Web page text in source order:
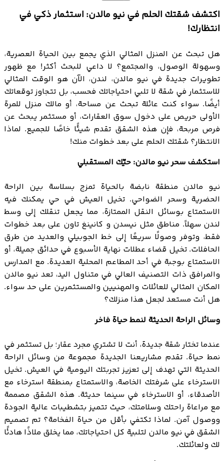
اكتشف شقتك الحلم في نيو مالدن: استثمار ذكي في
انتظارك!
هل تبحث عن المنزل المثالي الذي يجمع بين الحياة العصرية،
وسهولة الوصول، والمجتمع؟ لا داعي للبحث أكثر! مع ظهور
تطويرات جديدة في نيو مالدن، لندن، الآن هو الوقت المثالي
للاستثمار في شقة لا تلبي احتياجاتك فحسب، بل تتجاوز توقعاتك
أيضًا. سواء كنت عائلة تبحث عن مساحة، أو مالك منزل للمرة
الأولى حريص على دخول سوق العقارات، أو مستثمر يبحث عن
فرص مربحة، فإن هذه الشقق تقدم شيئًا خاصًا للجميع. لماذا
الانتظار؟ شقتك الحلم على بعد خطوات منك!
استكشف سحر نيو مالدن: حيّك المستقبلي
نيو مالدن منطقة نابضة بالحياة تمزج بسلاسة بين الراحة
الحضرية وسحر الضواحي. تخيل العيش في حي يمكنك فيه
الاستمتاع بوسائل النقل الممتازة، مما يجعل تنقلك إلى وسط
لندن سهلاً. مناطق مثل نيسدن و كانينغ تاون على بعد خطوات
فقط، وتوفر وصولًا سريعًا إلى خط الجوبيلي والعديد من طرق
الحافلات. تخيل قضاء عطلات نهاية الأسبوع في حدائق جميلة، أو
الاستمتاع بوجبة في أحد المطاعم المحلية العديدة. مع المدارس
والمرافق ذات التصنيف العالي في متناول اليد، تعد نيو مالدن
المكان المثالي للعائلات والمهنيين والمستثمرين على حد سواء.
هل أنت مستعد لجعل هذا منزلك؟
وسائل الراحة الحديثة لنمط حياة فاخر
عندما تختار شقة جديدة، أنت لا تشتري مجرد عقار؛ بل تستثمر في
نمط حياة. تقدم مشاريعنا الجديدة مجموعة من وسائل الراحة
الحديثة التي تهدف إلى تعزيز تجربتك اليومية في العيش. تخيل
الاسترخاء على شرفتك الخاصة، والاستمتاع بمنطقة استرخاء مع
الأصدقاء، أو الاسترخاء في سينما حديثة. هذه الشقق مصممة
مع مراعاة راحتك وسلامتك، حيث تتميز بتشطيبات عالية الجودة
ووصول آمن. لماذا تكتفي بأقل من حياة الفخامة؟ تم تصميم
الشقق في نيو مالدن لتلبية كل احتياجاتك، مما يخلق ملاذًا هادئًا
لك ولعائلتك.